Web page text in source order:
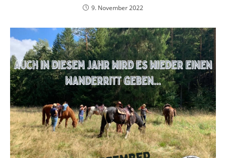
9. November 2022